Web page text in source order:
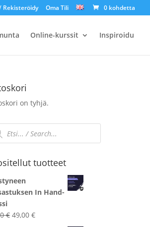
Rekisteröidy Oma Tili 0 kohdetta
Online-kurssit Inspiroidu
on tyhjä.
tuotteet
In Hand-
€ Alkuperäinen
49,00€Nykyinen